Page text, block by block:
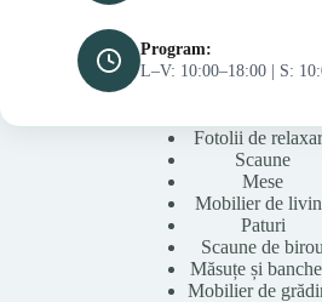
Program:
L–V: 10:00–18:00 | S:
Fotolii de
Scaune
Mese
Mobilier de
Paturi
Scaune de birou
Măsuțe și
Mobilier de